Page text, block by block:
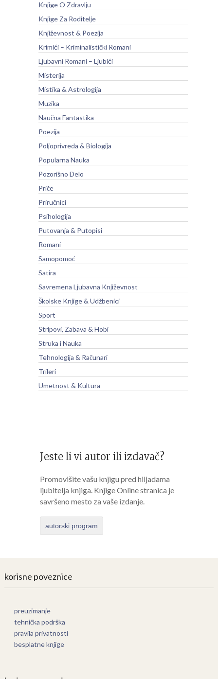
Knjige O Zdravlju
Knjige Za Roditelje
Književnost & Poezija
Krimići – Kriminalistički Romani
Ljubavni Romani – Ljubići
Misterija
Mistika & Astrologija
Muzika
Naučna Fantastika
Poezija
Poljoprivreda & Biologija
Popularna Nauka
Pozorišno Delo
Priče
Priručnici
Psihologija
Putovanja & Putopisi
Romani
Samopomoć
Satira
Savremena Ljubavna Književnost
Školske Knjige & Udžbenici
Sport
Stripovi, Zabava & Hobi
Struka i Nauka
Tehnologija & Računari
Trileri
Umetnost & Kultura
Jeste li vi autor ili izdavač?
Promovišite vašu knjigu pred hiljadama
ljubitelja knjiga. Knjige Online stranica je
savršeno mesto za vaše izdanje.
autorski program
korisne poveznice
preuzimanje
tehnička podrška
pravila privatnosti
besplatne knjige